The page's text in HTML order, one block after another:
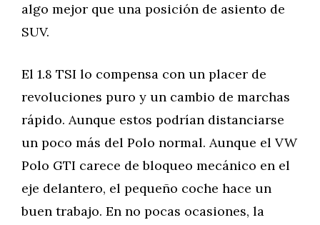
algo mejor que una posición de asiento de
SUV.
El 1.8 TSI lo compensa con un placer de
revoluciones puro y un cambio de marchas
rápido. Aunque estos podrían distanciarse
un poco más del Polo normal. Aunque el VW
Polo GTI carece de bloqueo mecánico en el
eje delantero, el pequeño coche hace un
buen trabajo. En no pocas ocasiones, la